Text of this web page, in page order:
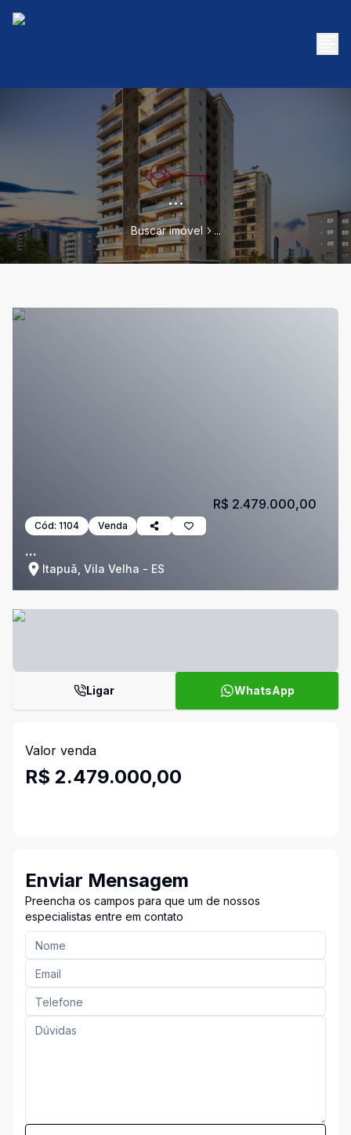
...
Buscar imóvel ...
Cód: 1104 Venda
...
Itapuã, Vila Velha - ES
R$ 2.479.000,00
Ligar WhatsApp
Valor venda
R$ 2.479.000,00
Enviar Mensagem
Preencha os campos para que um de nossos
especialistas entre em contato